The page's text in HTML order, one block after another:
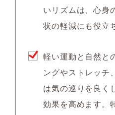
いリズムは、心身
状の軽減にも役立
軽い運動と自然と
ングやストレッチ
は気の巡りを良く
効果を高めます。